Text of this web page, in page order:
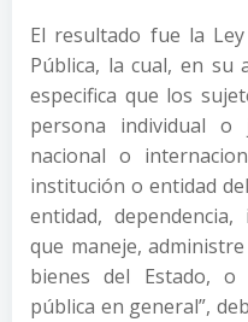
El resultado fue la
Pública, la cual, en su
especifica que los
persona individual o
nacional o
institución o entidad
entidad,
que maneje,
bienes del Estado, o
pública en general”,